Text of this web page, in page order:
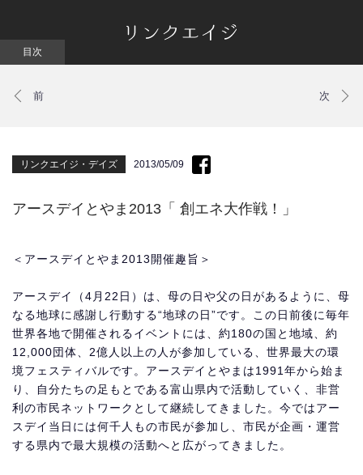
リンクエイジ・デイズ 2013/05/09
アースデイとやま2013「 創エネ大作戦！」
＜アースデイとやま2013開催趣旨＞
アースデイ（4月22日）は、母の日や父の日があるように、母
なる地球に感謝し行動する“地球の日”です。この日前後に毎年
世界各地で開催されるイベントには、約180の国と地域、約
12,000団体、2億人以上の人が参加している、世界最大の環
境フェスティバルです。アースデイとやまは1991年から始ま
り、自分たちの足もとである富山県内で活動していく、非営
利の市民ネットワークとして継続してきました。今ではアー
スデイ当日には何千人もの市民が参加し、市民が企画・運営
する県内で最大規模の活動へと広がってきました。